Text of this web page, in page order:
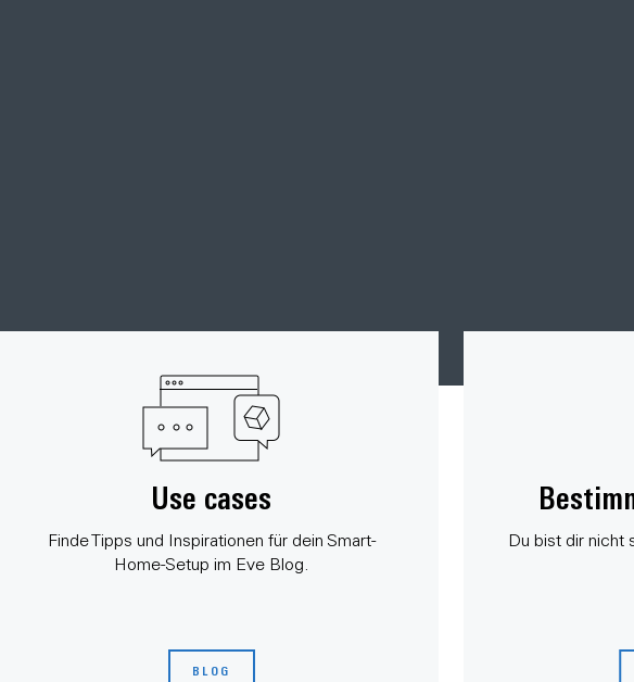
Use cases
Finde Tipps und Inspirationen für dein Smart-
Home-Setup im Eve Blog.
BLOG
Du bist dir nicht